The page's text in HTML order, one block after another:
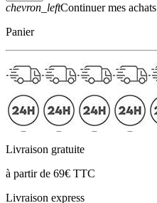
chevron_leftContinuer mes achats
Panier
Livraison gratuite
à partir de 69€ TTC
Livraison express